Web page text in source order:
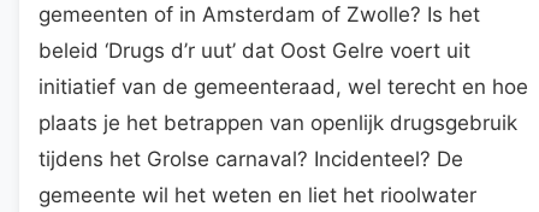
gemeenten of in Amsterdam of Zwolle? Is het
beleid ‘Drugs d’r uut’ dat Oost Gelre voert uit
initiatief van de gemeenteraad, wel terecht en hoe
plaats je het betrappen van openlijk drugsgebruik
tijdens het Grolse carnaval? Incidenteel? De
gemeente wil het weten en liet het rioolwater